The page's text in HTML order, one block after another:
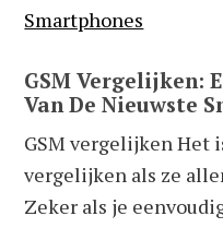
GSM Vergelijken:
Van De Nieuwste
GSM vergelijken Het
vergelijken als ze
Zeker als je